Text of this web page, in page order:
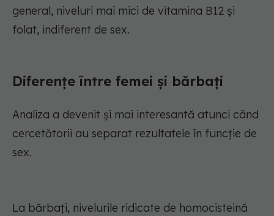
general, niveluri mai mici de vitamina B12 și
folat, indiferent de sex.
Diferențe între femei și bărbați
Analiza a devenit și mai interesantă atunci când
cercetătorii au separat rezultatele în funcție de
sex.
La bărbați, nivelurile ridicate de homocisteină